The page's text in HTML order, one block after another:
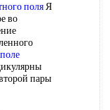
поляЯ
во
пары